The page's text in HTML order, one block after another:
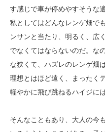
す感じで車が停めやすそうな
私としてはどんなレンゲ畑で
ンサンと当たり、明るく、広
でなくてはならないのだ。な
な狭くて、ハズレのレンゲ畑
理想とはほど遠く、まったく
軽やかに飛び跳ねるハイジに
そんなこともあり、大人の今